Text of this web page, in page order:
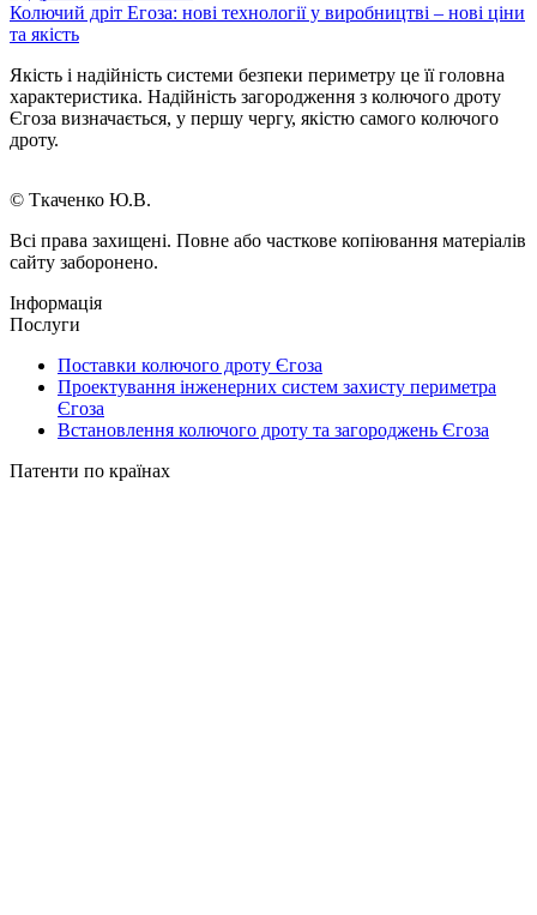
Колючий дріт Егоза: нові технології у виробництві – нові ціни
та якість
Якість і надійність системи безпеки периметру це її головна
характеристика. Надійність загородження з колючого дроту
Єгоза визначається, у першу чергу, якістю самого колючого
дроту.
© Ткаченко Ю.В.
Всі права захищені. Повне або часткове копіювання матеріалів
сайту заборонено.
Інформація
Послуги
Поставки колючого дроту Єгоза
Проектування інженерних систем захисту периметра
Єгоза
Встановлення колючого дроту та загороджень Єгоза
Патенти по країнах